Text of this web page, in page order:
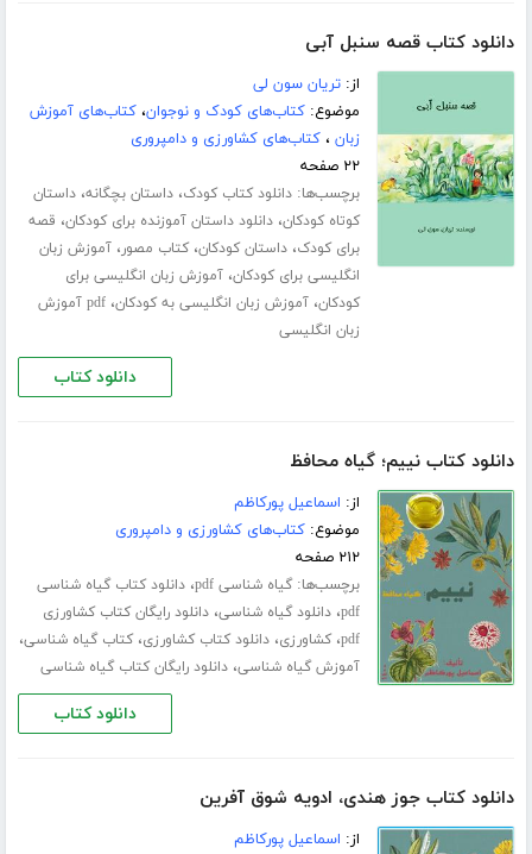
دانلود کتاب قصه سنبل آبی
از:تریان سون لی
موضوع:کتاب‌های کودک و نوجوان،کتاب‌های آموزش
زبان ،کتاب‌های کشاورزی و دامپروری
۲۲ صفحه
برچسب‌ها:دانلود کتاب کودک،داستان بچگانه،داستان
کوتاه کودکان،دانلود داستان آموزنده برای کودکان، قصه
برای کودک،داستان کودکان،کتاب مصور،آموزش زبان
انگلیسی برای کودکان،آموزش زبان انگلیسی برای
کودکان،آموزش زبان انگلیسی به کودکان،
pdf آموزش
زبان انگلیسی
دانلود کتاب
دانلود کتاب نییم؛ گیاه محافظ
از: اسماعیل پورکاظم
موضوع:کتاب‌های کشاورزی و دامپروری
۲۱۲ صفحه
برچسب‌ها:گیاه شناسی pdf ،دانلود کتاب گیاه شناسی
pdf،دانلود گیاه شناسی،دانلود رایگان کتاب کشاورزی
pdf،کشاورزی،دانلود کتاب کشاورزی،کتاب گیاه شناسی،
آموزش گیاه شناسی،دانلود رایگان کتاب گیاه شناسی
دانلود کتاب
دانلود کتاب جوز هندی، ادویه شوق آفرین
از: اسماعیل پورکاظم